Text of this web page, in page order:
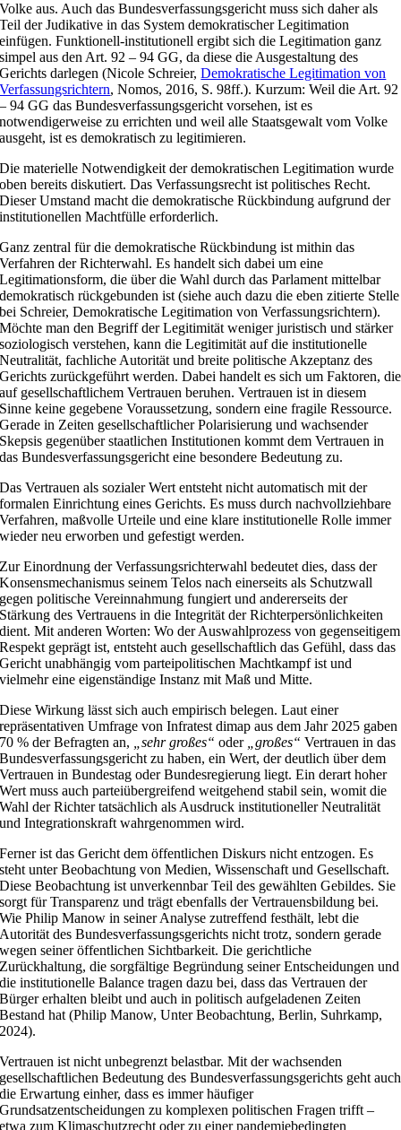
Volke aus. Auch das Bundesverfassungsgericht muss sich daher als
Teil der Judikative in das System demokratischer Legitimation
einfügen. Funktionell-institutionell ergibt sich die Legitimation ganz
simpel aus den Art. 92 – 94 GG, da diese die Ausgestaltung des
Gerichts darlegen (Nicole Schreier,Demokratische Legitimation von
Verfassungsrichtern, Nomos, 2016, S. 98ff.). Kurzum: Weil die Art. 92
– 94 GG das Bundesverfassungsgericht vorsehen, ist es
notwendigerweise zu errichten und weil alle Staatsgewalt vom Volke
ausgeht, ist es demokratisch zu legitimieren.
Die materielle Notwendigkeit der demokratischen Legitimation wurde
oben bereits diskutiert. Das Verfassungsrecht ist politisches Recht.
Dieser Umstand macht die demokratische Rückbindung aufgrund der
institutionellen Machtfülle erforderlich.
Ganz zentral für die demokratische Rückbindung ist mithin das
Verfahren der Richterwahl. Es handelt sich dabei um eine
Legitimationsform, die über die Wahl durch das Parlament mittelbar
demokratisch rückgebunden ist (siehe auch dazu die eben zitierte Stelle
bei Schreier, Demokratische Legitimation von Verfassungsrichtern).
Möchte man den Begriff der Legitimität weniger juristisch und stärker
soziologisch verstehen, kann die Legitimität auf die institutionelle
Neutralität, fachliche Autorität und breite politische Akzeptanz des
Gerichts zurückgeführt werden. Dabei handelt es sich um Faktoren, die
auf gesellschaftlichem Vertrauen beruhen. Vertrauen ist in diesem
Sinne keine gegebene Voraussetzung, sondern eine fragile Ressource.
Gerade in Zeiten gesellschaftlicher Polarisierung und wachsender
Skepsis gegenüber staatlichen Institutionen kommt dem Vertrauen in
das Bundesverfassungsgericht eine besondere Bedeutung zu.
Das Vertrauen als sozialer Wert entsteht nicht automatisch mit der
formalen Einrichtung eines Gerichts. Es muss durch nachvollziehbare
Verfahren, maßvolle Urteile und eine klare institutionelle Rolle immer
wieder neu erworben und gefestigt werden.
Zur Einordnung der Verfassungsrichterwahl bedeutet dies, dass der
Konsensmechanismus seinem Telos nach einerseits als Schutzwall
gegen politische Vereinnahmung fungiert und andererseits der
Stärkung des Vertrauens in die Integrität der Richterpersönlichkeiten
dient. Mit anderen Worten: Wo der Auswahlprozess von gegenseitigem
Respekt geprägt ist, entsteht auch gesellschaftlich das Gefühl, dass das
Gericht unabhängig vom parteipolitischen Machtkampf ist und
vielmehr eine eigenständige Instanz mit Maß und Mitte.
Diese Wirkung lässt sich auch empirisch belegen. Laut einer
repräsentativen Umfrage von Infratest dimap aus dem Jahr 2025 gaben
70 % der Befragten an,
„sehr großes“ oder „großes“ Vertrauen in das
Bundesverfassungsgericht zu haben, ein Wert, der deutlich über dem
Vertrauen in Bundestag oder Bundesregierung liegt. Ein derart hoher
Wert muss auch parteiübergreifend weitgehend stabil sein, womit die
Wahl der Richter tatsächlich als Ausdruck institutioneller Neutralität
und Integrationskraft wahrgenommen wird.
Ferner ist das Gericht dem öffentlichen Diskurs nicht entzogen. Es
steht unter Beobachtung von Medien, Wissenschaft und Gesellschaft.
Diese Beobachtung ist unverkennbar Teil des gewählten Gebildes. Sie
sorgt für Transparenz und trägt ebenfalls der Vertrauensbildung bei.
Wie Philip Manow in seiner Analyse zutreffend festhält, lebt die
Autorität des Bundesverfassungsgerichts nicht trotz, sondern gerade
wegen seiner öffentlichen Sichtbarkeit. Die gerichtliche
Zurückhaltung, die sorgfältige Begründung seiner Entscheidungen und
die institutionelle Balance tragen dazu bei, dass das Vertrauen der
Bürger erhalten bleibt und auch in politisch aufgeladenen Zeiten
Bestand hat (Philip Manow, Unter Beobachtung, Berlin, Suhrkamp,
2024).
Vertrauen ist nicht unbegrenzt belastbar. Mit der wachsenden
gesellschaftlichen Bedeutung des Bundesverfassungsgerichts geht auch
die Erwartung einher, dass es immer häufiger
Grundsatzentscheidungen zu komplexen politischen Fragen trifft –
etwa zum Klimaschutzrecht oder zu einer pandemiebedingten